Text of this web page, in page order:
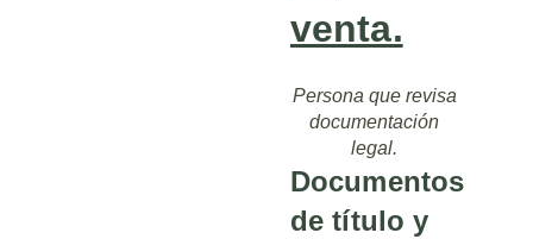
venta.
Persona que revisa
documentación
legal.
Documentos
de título y